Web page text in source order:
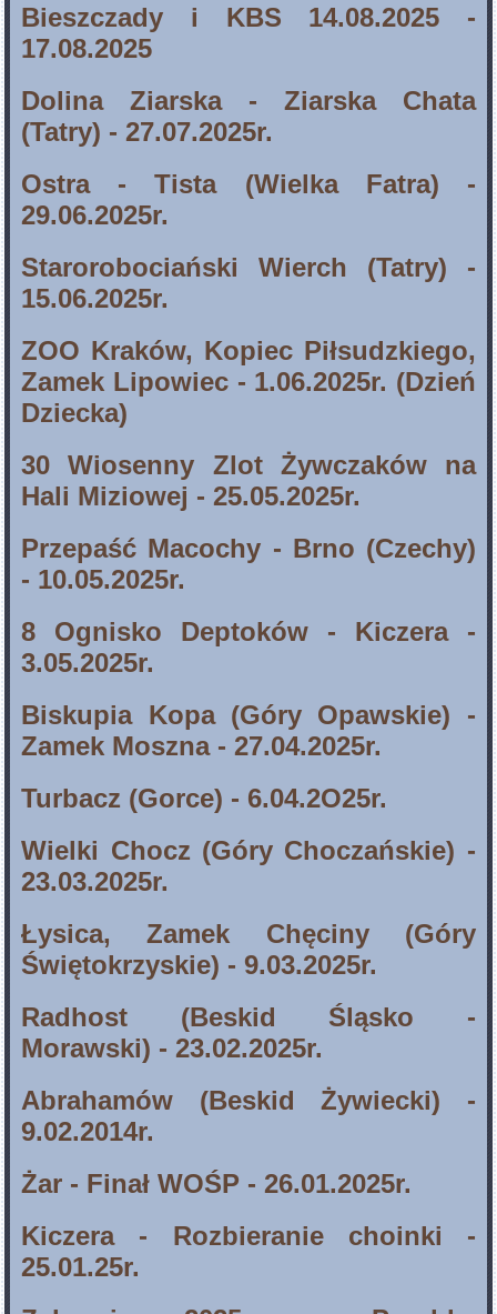
Bieszczady i KBS 14.08.2025 -
17.08.2025
Dolina Ziarska - Ziarska Chata
(Tatry) - 27.07.2025r.
Ostra - Tista (Wielka Fatra) -
29.06.2025r.
Starorobociański Wierch (Tatry) -
15.06.2025r.
ZOO Kraków, Kopiec Piłsudzkiego,
Zamek Lipowiec - 1.06.2025r. (Dzień
Dziecka)
30 Wiosenny Zlot Żywczaków na
Hali Miziowej - 25.05.2025r.
Przepaść Macochy - Brno (Czechy)
- 10.05.2025r.
8 Ognisko Deptoków - Kiczera -
3.05.2025r.
Biskupia Kopa (Góry Opawskie) -
Zamek Moszna - 27.04.2025r.
Turbacz (Gorce) - 6.04.2O25r.
Wielki Chocz (Góry Choczańskie) -
23.03.2025r.
Łysica, Zamek Chęciny (Góry
Świętokrzyskie) - 9.03.2025r.
Radhost (Beskid Śląsko -
Morawski) - 23.02.2025r.
Abrahamów (Beskid Żywiecki) -
9.02.2014r.
Żar - Finał WOŚP - 26.01.2025r.
Kiczera - Rozbieranie choinki -
25.01.25r.